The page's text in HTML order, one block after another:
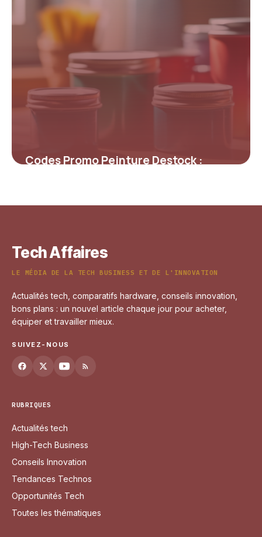
Codes Promo Peinture Destock :
Tech Affaires
LE MÉDIA DE LA TECH BUSINESS ET DE L'INNOVATION
Actualités tech, comparatifs hardware, conseils innovation,
bons plans : un nouvel article chaque jour pour acheter,
équiper et travailler mieux.
SUIVEZ-NOUS
RUBRIQUES
Actualités tech
High-Tech Business
Conseils Innovation
Tendances Technos
Opportunités Tech
Toutes les thématiques